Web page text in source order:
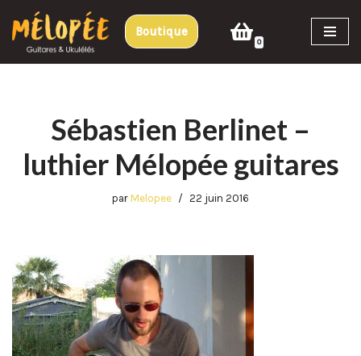
Aller
au
Boutique
0
Sébastien Berlinet –
luthier Mélopée guitares
par Melopee 22 juin 2016